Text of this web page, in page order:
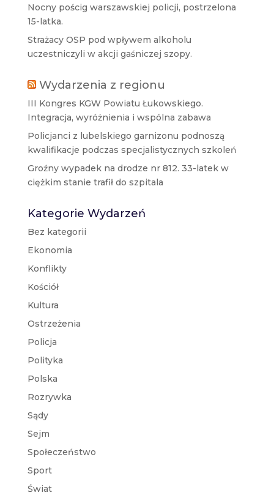
Nocny pościg warszawskiej policji, postrzelona
15-latka.
Strażacy OSP pod wpływem alkoholu
uczestniczyli w akcji gaśniczej szopy.
Wydarzenia z regionu
III Kongres KGW Powiatu Łukowskiego.
Integracja, wyróżnienia i wspólna zabawa
Policjanci z lubelskiego garnizonu podnoszą
kwalifikacje podczas specjalistycznych szkoleń
Groźny wypadek na drodze nr 812. 33-latek w
ciężkim stanie trafił do szpitala
Kategorie Wydarzeń
Bez kategorii
Ekonomia
Konflikty
Kościół
Kultura
Ostrzeżenia
Policja
Polityka
Polska
Rozrywka
Sądy
Sejm
Społeczeństwo
Sport
Świat